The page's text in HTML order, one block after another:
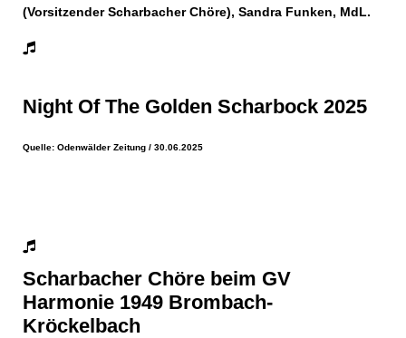
(Vorsitzender Scharbacher Chöre), Sandra Funken, MdL.
Night Of The Golden Scharbock 2025
Quelle: Odenwälder Zeitung / 30.06.2025
Scharbacher Chöre beim GV
Harmonie 1949 Brombach-
Kröckelbach